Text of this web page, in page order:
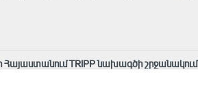
Հայաստանում TRIPP նախագծի շրջանակում